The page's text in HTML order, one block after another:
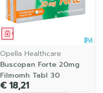
Geneesmiddel
Opella Healthcare
Buscopan Forte 20mg
Filmomh Tabl 30
€ 18,21